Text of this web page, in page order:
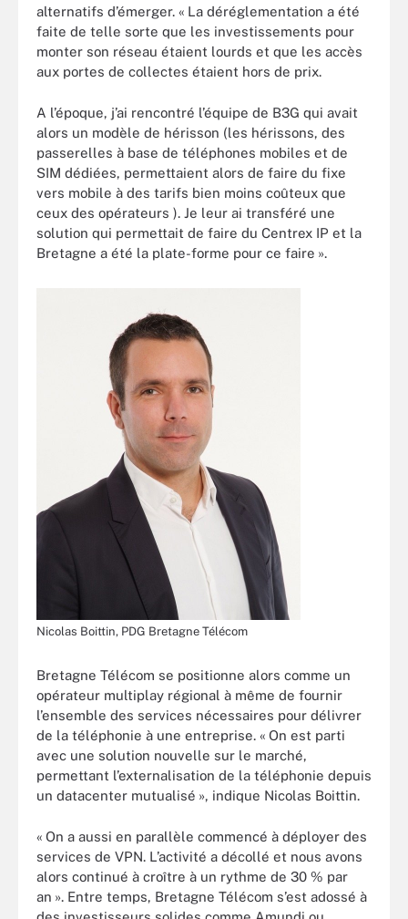
alternatifs d’émerger. « La déréglementation a été
faite de telle sorte que les investissements pour
monter son réseau étaient lourds et que les accès
aux portes de collectes étaient hors de prix.
A l’époque, j’ai rencontré l’équipe de B3G qui avait
alors un modèle de hérisson (les hérissons, des
passerelles à base de téléphones mobiles et de
SIM dédiées, permettaient alors de faire du fixe
vers mobile à des tarifs bien moins coûteux que
ceux des opérateurs ). Je leur ai transféré une
solution qui permettait de faire du Centrex IP et la
Bretagne a été la plate-forme pour ce faire ».
Nicolas Boittin, PDG Bretagne Télécom
Bretagne Télécom se positionne alors comme un
opérateur multiplay régional à même de fournir
l’ensemble des services nécessaires pour délivrer
de la téléphonie à une entreprise. « On est parti
avec une solution nouvelle sur le marché,
permettant l’externalisation de la téléphonie depuis
un datacenter mutualisé », indique Nicolas Boittin.
« On a aussi en parallèle commencé à déployer des
services de VPN. L’activité a décollé et nous avons
alors continué à croître à un rythme de 30 % par
an ». Entre temps, Bretagne Télécom s’est adossé à